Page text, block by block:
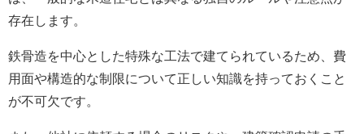
存在します。
鉄骨造を中心とした特殊な工法で建てられているため、費
用面や構造的な制限について正しい知識を持っておくこと
が不可欠です。